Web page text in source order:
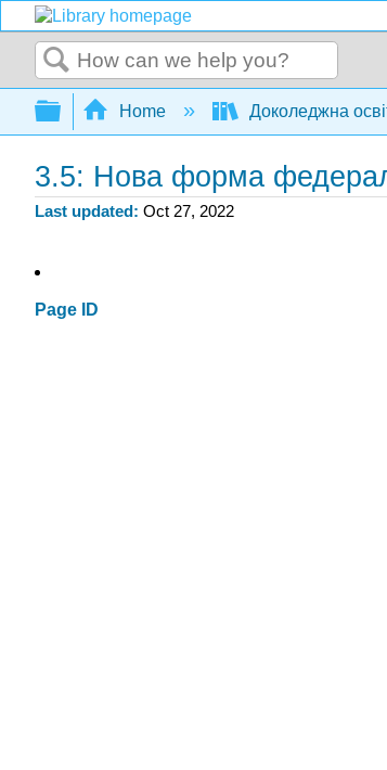
Search
Expand/collapse global
Home Доколеджна
3.5: Нова форма
Last updated Oct 27, 2022
Page ID